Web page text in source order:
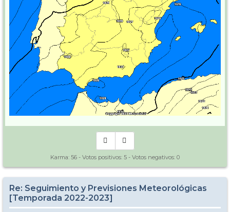
Karma: 56 - Votos positivos: 5 - Votos negativos: 0
Re: Seguimiento y Previsiones Meteorológicas
[Temporada 2022-2023]